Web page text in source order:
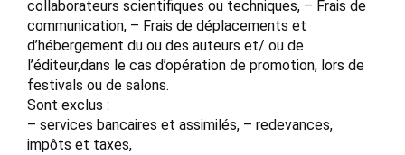
collaborateurs scientifiques ou techniques, – Frais de
communication, – Frais de déplacements et
d’hébergement du ou des auteurs et/ ou de
l’éditeur,dans le cas d’opération de promotion, lors de
festivals ou de salons.
Sont exclus :
– services bancaires et assimilés, – redevances,
impôts et taxes,